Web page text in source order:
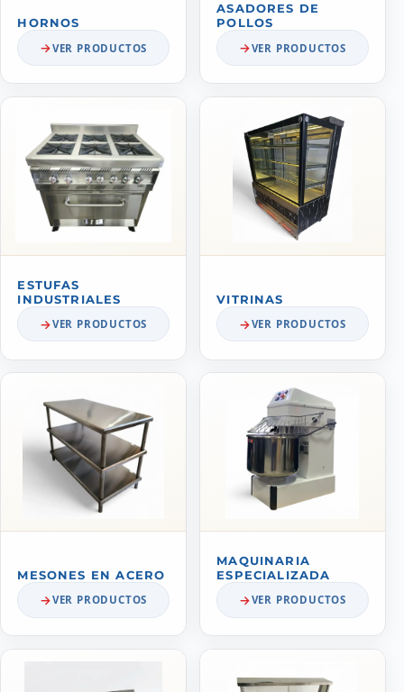
HORNOS
VER PRODUCTOS
ASADORES DE
POLLOS
VER PRODUCTOS
ESTUFAS
INDUSTRIALES
VER PRODUCTOS
VITRINAS
VER PRODUCTOS
MESONES EN ACERO
VER PRODUCTOS
MAQUINARIA
ESPECIALIZADA
VER PRODUCTOS